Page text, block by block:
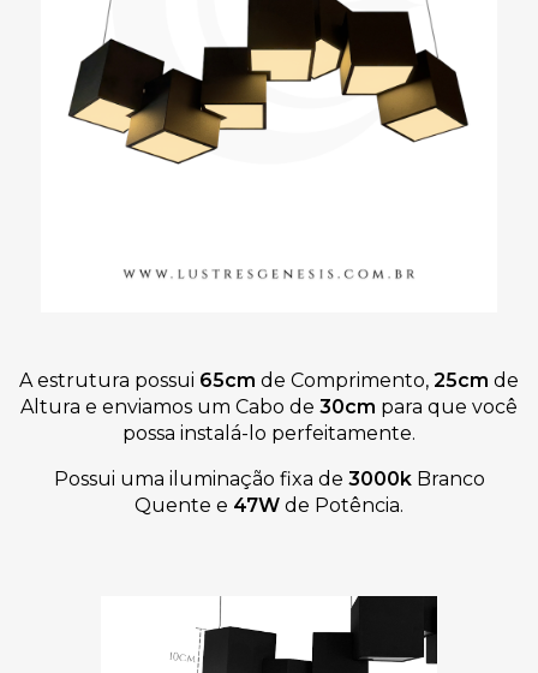
A estrutura possui 65cm de Comprimento, 25cm de
Altura e enviamos um Cabo de 30cm para que você
possa instalá-lo perfeitamente.
Possui uma iluminação fixa de 3000kBranco
Quente e 47W de Potência.